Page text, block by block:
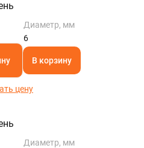
Диаметр, мм
6
В корзину
цену
Диаметр, мм